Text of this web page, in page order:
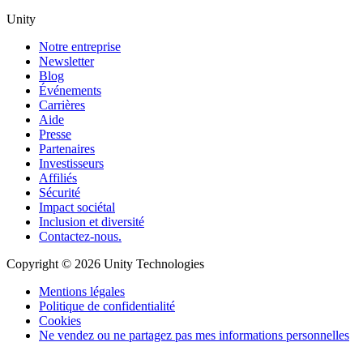
Unity
Notre entreprise
Newsletter
Blog
Événements
Carrières
Aide
Presse
Partenaires
Investisseurs
Affiliés
Sécurité
Impact sociétal
Inclusion et diversité
Contactez-nous.
Copyright © 2026 Unity Technologies
Mentions légales
Politique de confidentialité
Cookies
Ne vendez ou ne partagez pas mes informations personnelles